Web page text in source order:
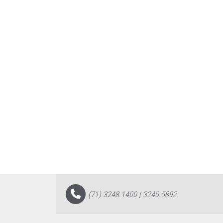
(71) 3248.1400 | 3240.5892